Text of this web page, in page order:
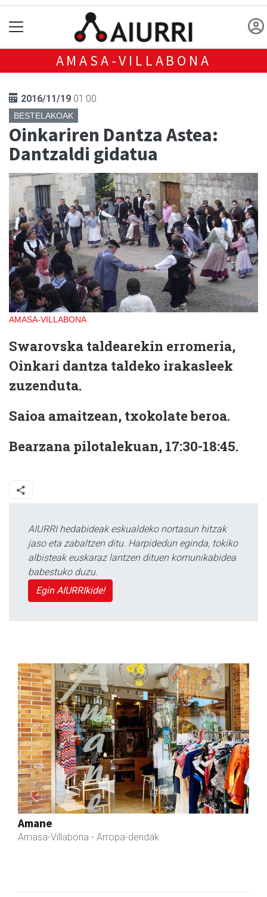
AMASA-VILLABONA
2016/11/19 01:00
BESTELAKOAK
Oinkariren Dantza Astea:
Dantzaldi gidatua
AMASA-VILLABONA
Swarovska taldearekin erromeria,
Oinkari dantza taldeko irakasleek
zuzenduta.
Saioa amaitzean, txokolate beroa.
Bearzana pilotalekuan, 17:30-18:45.
AIURRI hedabideak eskualdeko nortasun hitzak
jaso eta zabaltzen ditu. Harpidedun eginda, tokiko
albisteak euskaraz lantzen dituen komunikabidea
babestuko duzu.
Egin AIURRIkide!
Erniobea BHI
Amasa-Villabona - Hezkuntza
Previous Next